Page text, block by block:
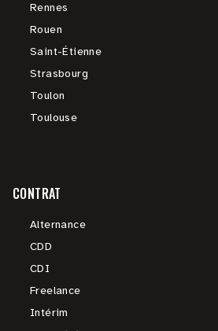
Rennes
Rouen
Saint-Étienne
Strasbourg
Toulon
Toulouse
CONTRAT
Alternance
CDD
CDI
Freelance
Intérim